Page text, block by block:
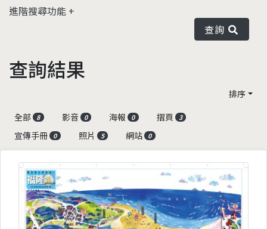
進階搜尋功能
查詢
查詢結果
排序
全部
8 影音 0 海報 0 摺頁 3
宣傳手冊 0 照片 5 網站 0